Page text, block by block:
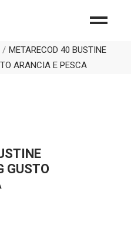
METARECOD 40 BUSTINE
ARANCIA E PESCA
GUSTO